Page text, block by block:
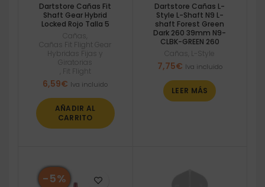
Dartstore Cañas Fit
Shaft Gear Hybrid
Locked Rojo Talla 5
Cañas
Cañas Fit Flight Gear
Hybridas Fijas y
Giratorias
Fit Flight
6,59€ Iva incluido
AÑADIR AL
CARRITO
Dartstore Cañas L-
Style L-Shaft N9 L-
shaft Forest Green
Dark 260 39mm N9-
CLBK-GREEN 260
Cañas L-Style
7,75€ Iva incluido
LEER MÁS
-5%